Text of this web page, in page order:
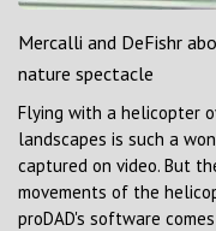
Mercalli and DeFishr
nature spectacle
Flying with a helicopter
landscapes is such a
captured on video. But
movements of the
proDAD's software